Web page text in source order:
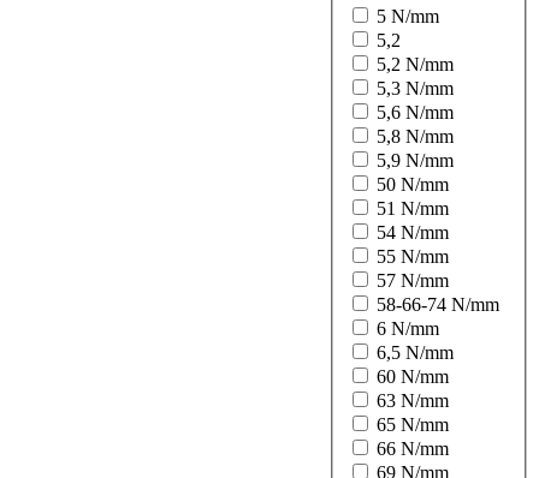
5 N/mm
5,2
5,2 N/mm
5,3 N/mm
5,6 N/mm
5,8 N/mm
5,9 N/mm
50 N/mm
51 N/mm
54 N/mm
55 N/mm
57 N/mm
58-66-74 N/mm
6 N/mm
6,5 N/mm
60 N/mm
63 N/mm
65 N/mm
66 N/mm
69 N/mm